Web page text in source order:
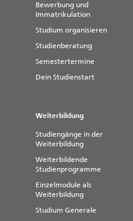
Bewerbung und
Immatrikulation
Studium organisieren
Studienberatung
Semestertermine
Dein Studienstart
Weiterbildung
Studiengänge in der
Weiterbildung
Weiterbildende
Studienprogramme
Einzelmodule als
Weiterbildung
Studium Generale